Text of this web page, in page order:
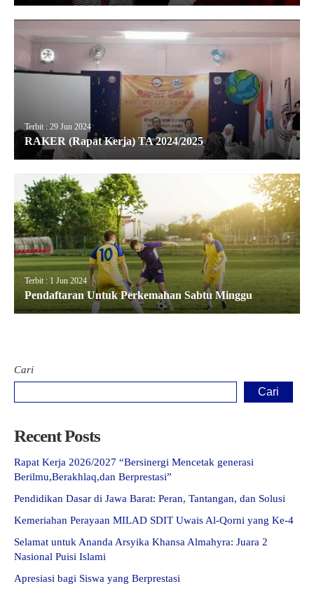
Terbit : 29 Jun 2024
RAKER (Rapat Kerja) TA 2024/2025
Terbit : 1 Jun 2024
Pendaftaran Untuk Perkemahan Sabtu Minggu
Cari
Cari
Recent Posts
Rapat Kerja 2026/2027 “Bersinergi Mencetak generasi
Berilmu,Berakhlaq,dan Berprestasi”
Pendidikan Dasar di Jawa Barat: Peran, Tantangan, dan Solusi
Kemeriahan Perayaan MILAD SDIT Uwais Al-Qorni yang Ke-4
Selamat untuk Ananda Arsyika Khansa Almahyra: Juara 2
Nasional Puisi Islami
Apresiasi bagi Siswa yang Berprestasi